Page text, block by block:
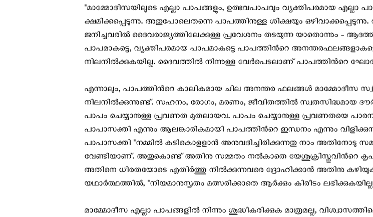
"മാമ്മോദീസയിലൂടെ എല്ലാ പാപങ്ങളും, ഉത്ഭവപാപവും വ്യക്തിപരമായ എല്ലാ
ക്ഷമിക്കപ്പെടുന്നു. അതുപോലെതന്നെ പാപത്തിനുള്ള ശിക്ഷയും ഒഴിവാക്കപ്പെടുന്നു.
ജനിച്ചവരില്‍ ദൈവരാജ്യത്തിലേക്കുള്ള പ്രവേശനം തടയുന്ന യാതൊന്നും -
പാപമാകട്ടെ, വ്യക്തിപരമായ പാപമാകട്ടെ പാപത്തിന്‍റെ
നിലനില്‍ക്കുകയില്ല. ദൈവത്തില്‍ നിന്നുള്ള വേര്‍പെടലാണ് പാപത്തിന്‍റെ
എന്നാലും, പാപത്തിന്‍റെ കാലികമായ ചില അനന്തര ഫലങ്ങള്‍ മാമ്മോദീസ
നിലനില്‍ക്കുന്നുണ്ട്. സഹനം, രോഗം, മരണം, ജീവിതത്തില്‍ സ്വതസിദ്ധമായ
പാപം ചെയ്യാനുള്ള പ്രവണത മുതലായവ. പാപം ചെയ്യാനുള്ള പ്രവണതയെ
പാപാസക്തി എന്നും ആലങ്കാരികമായി പാപത്തിന്‍റെ ഇന്ധനം എന്നും
പാപാസക്തി "നമ്മില്‍ കുടികൊളളാന്‍ അനുവദിച്ചിരിക്കുന്നതു നാം അതിനോടു
വേണ്ടിയാണ്. അതുകൊണ്ട് അതിനു സമ്മതം നല്‍കാതെ യേശുക്രിസ്തുവിന്‍റെ
അതിനെ ധീരതയോടെ എതിര്‍ത്തു നില്‍ക്കുന്നവരെ ദ്രോഹിക്കാന്‍ അതിനു
യഥാര്‍ത്ഥത്തില്‍, "നിയമാനുസൃതം മത്സരിക്കാതെ ആര്‍ക്കും കിരീടം
മാമ്മോദീസ എല്ലാ പാപങ്ങളില്‍ നിന്നും ശുദ്ധീകരിക്കുക മാത്രമല്ല,